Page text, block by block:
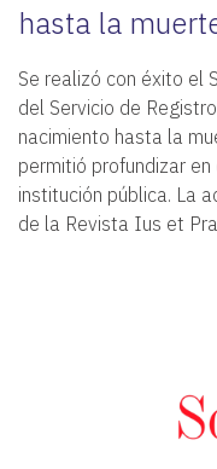
hasta la
Se realizó con éxito el
del Servicio de
nacimiento hasta la
permitió profundizar
institución pública. La
de la Revista Ius et